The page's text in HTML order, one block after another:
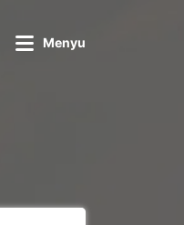
Menyu